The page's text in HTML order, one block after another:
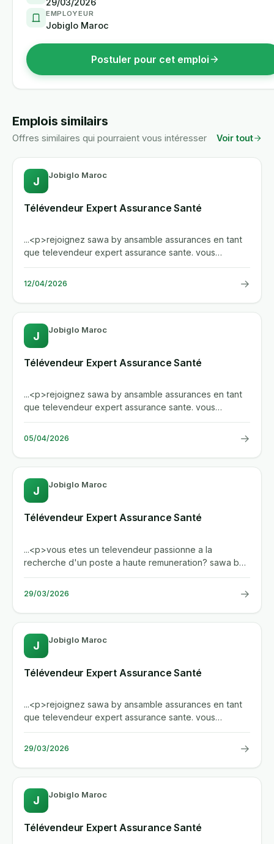
29/03/2026
EMPLOYEUR
Jobiglo Maroc
Postuler pour cet emploi
Emplois similairs
Offres similaires qui pourraient vous intéresser Voir tout
J Jobiglo Maroc
Télévendeur Expert Assurance Santé
...<p>rejoignez sawa by ansamble assurances en tant
que televendeur expert assurance sante. vous
beneficierez d'une...
12/04/2026 →
J Jobiglo Maroc
Télévendeur Expert Assurance Santé
...<p>rejoignez sawa by ansamble assurances en tant
que televendeur expert assurance sante. vous
beneficierez d'une...
05/04/2026 →
J Jobiglo Maroc
Télévendeur Expert Assurance Santé
...<p>vous etes un televendeur passionne a la
recherche d'un poste a haute remuneration? sawa by
ansamble assurances...
29/03/2026 →
J Jobiglo Maroc
Télévendeur Expert Assurance Santé
...<p>rejoignez sawa by ansamble assurances en tant
que televendeur expert assurance sante. vous
beneficierez d'une...
29/03/2026 →
J Jobiglo Maroc
Télévendeur Expert Assurance Santé